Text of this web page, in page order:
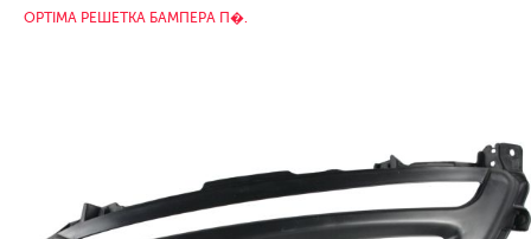
(КИТАЙ)
OPTIMA РЕШЕТКА БАМПЕРА П�.